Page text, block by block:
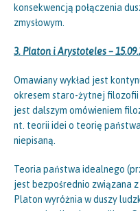
konsekwencją połączenia
zmysłowym.
3. Platon i Arystoteles –
Omawiany wykład jest
okresem staro-żytnej filozofii
jest dalszym omówieniem
nt. teorii idei o teorię
niepisaną.
Teoria państwa idealnego
jest bezpośrednio związana
Platon wyróżnia w duszy